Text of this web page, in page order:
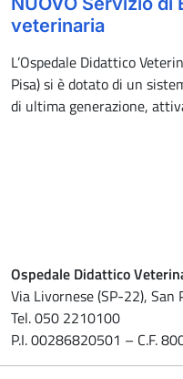
veterinaria
L’Ospedale Didattico
Pisa) si è dotato di un
di ultima generazione,
Ospedale Didattico
Via Livornese (SP-22), San
Tel. 050 2210100
P.I. 00286820501 – C.F.